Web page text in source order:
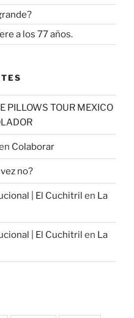
a los 77 años.
PILLOWS TOUR MEXICO
Colaborar
no?
| El Cuchitril en La
| El Cuchitril en La